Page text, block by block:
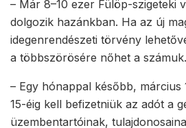
– Már 8–10 ezer Fülöp-szigeteki
dolgozik hazánkban. Ha az új
idegenrendészeti törvény
a többszörösére nőhet a számuk.
– Egy hónappal később, március
15-éig kell befizetniük az adót a
üzembentartóinak,